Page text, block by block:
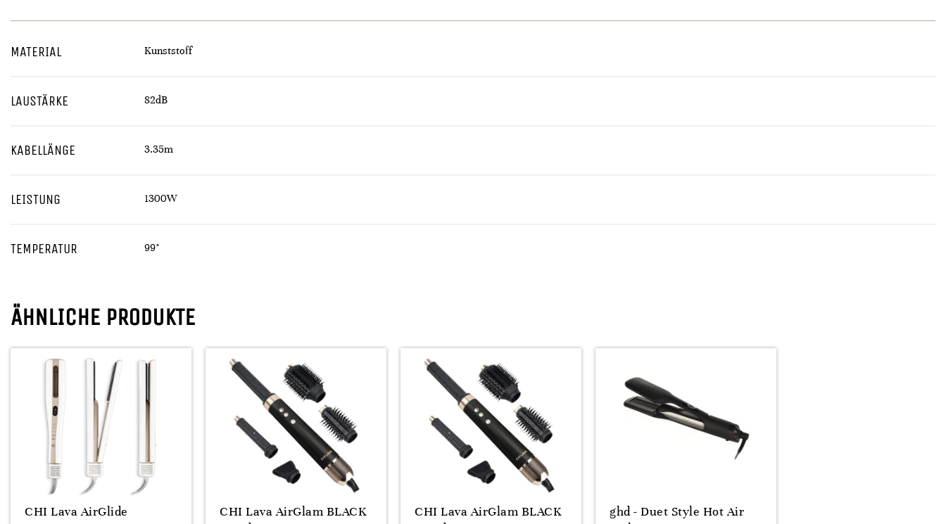
MATERIAL Kunststoff
LAUSTÄRKE 82dB
KABELLÄNGE 3.35m
LEISTUNG 1300W
TEMPERATUR 99°
ÄHNLICHE PRODUKTE
CHI Lava AirGlide
CHI Lava AirGlam BLACK
CHI Lava AirGlam BLACK
ghd - Duet Style Hot Air